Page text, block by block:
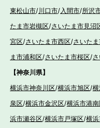
東松山市/川口市/入間市/所沢
たま市岩槻区/さいたま市見沼
宮区/さいたま市西区/さいた
ま市浦和区/さいたま市桜区/
【神奈川県】
横浜市神奈川区/横浜市旭区/
泉区/横浜市金沢区/横浜市港
浜市瀬谷区/横浜市戸塚区/横